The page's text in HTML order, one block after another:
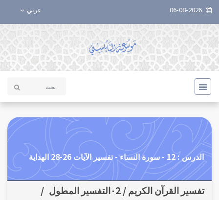
عربي
الدرس : 12 - سورة النساء - تفسير الآيات 26-28 الهداية
تفسير القرآن الكريم / ٠2التفسير المطول
/